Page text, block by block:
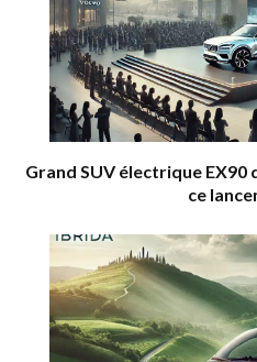
Grand SUV électrique EX90
ce